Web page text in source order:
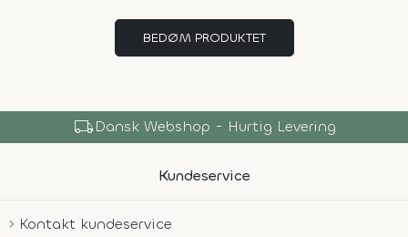
BEDØM PRODUKTET
local_shippingDansk Webshop - Hurtig Levering
Kundeservice
Kontakt kundeservice